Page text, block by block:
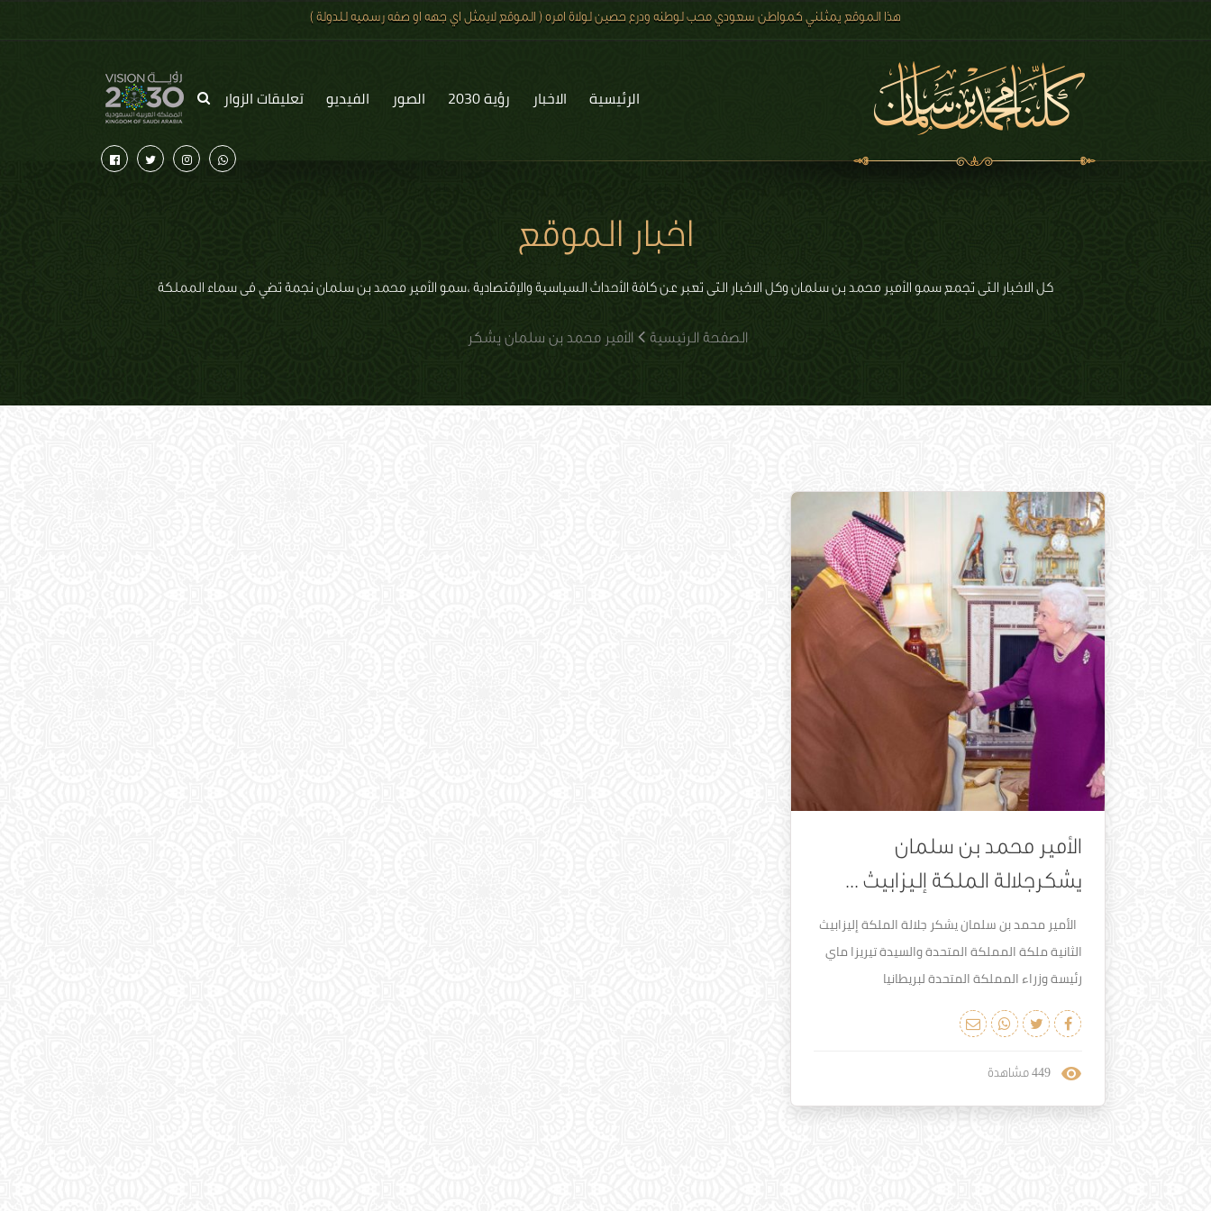
هذا الموقع يمثلني كمواطن سعودي محب لوطنه ودرع حصين لولاة امره ( الموقع لايمثل اي جهه او صفه رسميه للدولة )
الرئيسية الاخبار رؤية 2030 الصور الفيديو تعليقات الزوار
اخبار الموقع
كل الاخبار التى تجمع سمو الأمير محمد بن سلمان وكل الاخبار التى تعبر عن كافة الأحداث السياسية والإقتصادية ،سمو الأمير محمد بن سلمان نجمة تضي فى سماء المملكة
الصفحة الرئيسية الأمير محمد بن سلمان يشكر
الأمير محمد بن سلمان
يشكرجلالة الملكة إليزابيث ...
الأمير محمد بن سلمان يشكر جلالة الملكة إليزابيث
الثانية ملكة المملكة المتحدة والسيدة تيريزا ماي
رئيسة وزراء المملكة المتحدة لبريطانيا
449 مشاهدة